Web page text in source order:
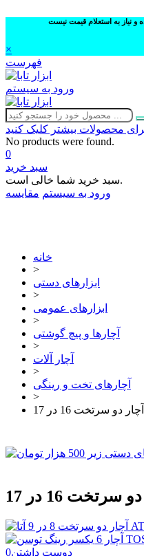
نیاز به استعلام قیمت نیست
×
فهرست
ورود به سیستم
No products were found.
0
سبد خرید
سبد خرید شما خالی است.
ورود به سیستم مقایسه
خانه
>
ابزارهای دستی
>
ابزارهای عمومی
>
آچارها و پیچ گوشتی
>
آچار آلات
>
آچارهای تخت و رینگی
>
آچار دو سرتخت 16 در 17
سرتخت 16 در 17
دوست داشتن0